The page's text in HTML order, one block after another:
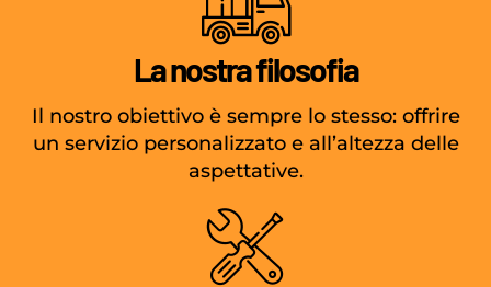
La nostra filosofia
Il nostro obiettivo è sempre lo stesso: offrire
un servizio personalizzato e all’altezza delle
aspettative.